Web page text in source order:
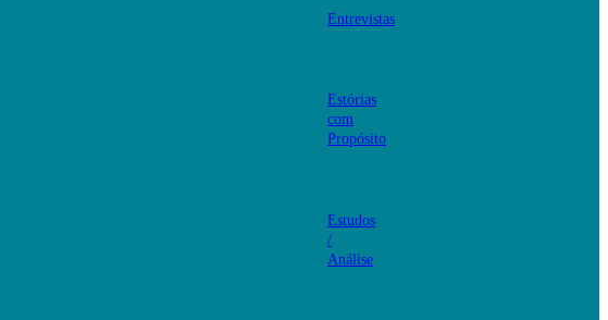
Entrevistas
Estórias
com
Propósito
Estudos
/
Análise